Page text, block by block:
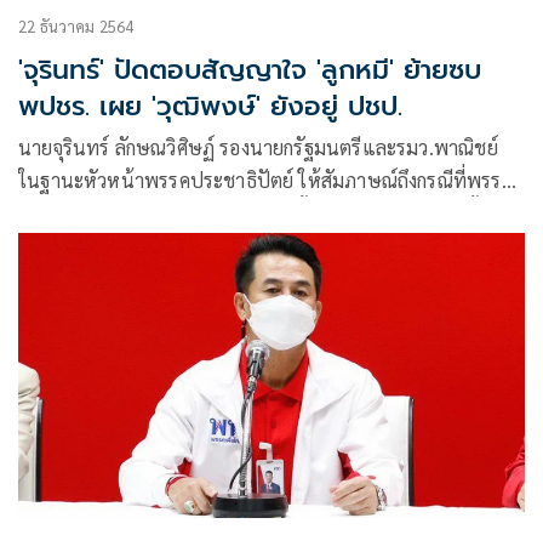
22 ธันวาคม 2564
'จุรินทร์' ปัดตอบสัญญาใจ 'ลูกหมี' ย้ายซบ
พปชร. เผย 'วุฒิพงษ์' ยังอยู่ ปชป.
นายจุรินทร์ ลักษณวิศิษฏ์ รองนายกรัฐมนตรีและรมว.พาณิชย์
ในฐานะหัวหน้าพรรคประชาธิปัตย์ ให้สัมภาษณ์ถึงกรณีที่พรรค
จ.สงขลา แต่ไม่ได้ส่งในเขตเลือกตั้งที่ 1